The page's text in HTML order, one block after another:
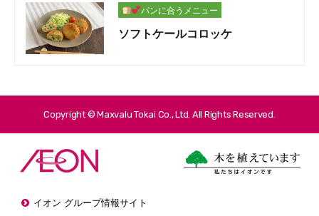
パンに合うメニュー
ソフトケールコロッケ
Copyright © Maxvalu Tokai Co., Ltd. All Rights Reserved.
イオン グループ情報サイト